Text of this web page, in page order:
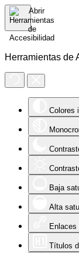
Herramientas de
Colores
Baja
Alta
Enlaces
Títulos